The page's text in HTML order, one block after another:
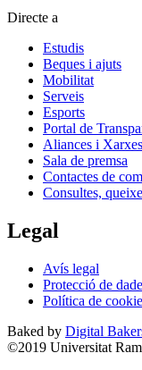
Directe a
Estudis
Beques i ajuts
Mobilitat
Serveis
Esports
Portal de
Aliances i Xarxes
Sala de premsa
Contactes de
Consultes,
Legal
Avís legal
Protecció de
Política de
Baked by Digital
©2019 Universitat